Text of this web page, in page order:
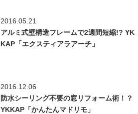
2016.05.21
アルミ式壁構造フレームで2週間短縮!? YK
KAP「エクスティアラアーチ」
2016.12.06
防水シーリング不要の窓リフォーム術！？
YKKAP「かんたんマドリモ」